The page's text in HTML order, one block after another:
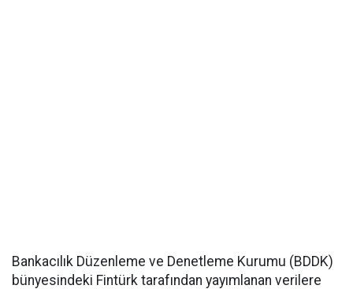
Bankacılık Düzenleme ve Denetleme Kurumu (BDDK)
bünyesindeki Fintürk tarafından yayımlanan verilere